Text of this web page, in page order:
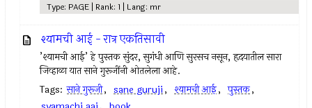
Type: PAGE | Rank: 1 | Lang: mr
श्यामची आई - रात्र एकतिसावी
’श्यामची आई’ हे पुस्तक सुंदर, सुगंधी आणि सुरसच नसून, हृदयातील सारा
जिव्हाळा यात साने गुरूजींनी ओतलेला आहे.
Tags: साने गुरूजी, sane guruji, श्यामची आई, पुस्तक,